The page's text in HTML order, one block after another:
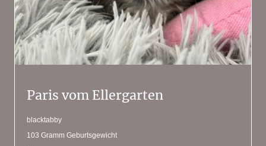
Paris vom Ellergarten
blacktabby
103 Gramm Geburtsgewicht